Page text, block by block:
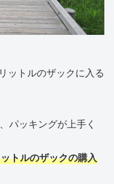
ットルのザックに入る
パッキングが上手く
トルのザックの購入